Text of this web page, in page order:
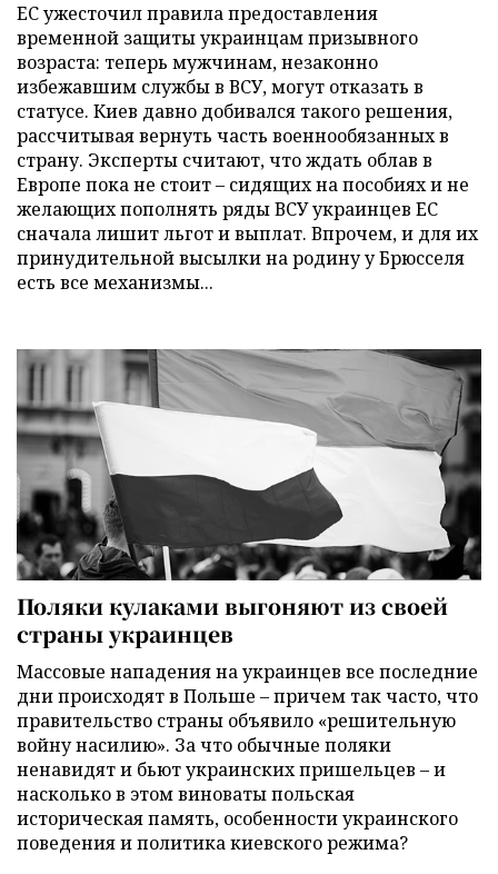
ЕС ужесточил правила предоставления
временной защиты украинцам призывного
возраста: теперь мужчинам, незаконно
избежавшим службы в ВСУ, могут отказать в
статусе. Киев давно добивался такого решения,
рассчитывая вернуть часть военнообязанных в
страну. Эксперты считают, что ждать облав в
Европе пока не стоит – сидящих на пособиях и не
желающих пополнять ряды ВСУ украинцев ЕС
сначала лишит льгот и выплат. Впрочем, и для их
принудительной высылки на родину у Брюсселя
есть все механизмы...
Поляки кулаками выгоняют из своей
страны украинцев
Массовые нападения на украинцев все последние
дни происходят в Польше – причем так часто, что
правительство страны объявило «решительную
войну насилию». За что обычные поляки
ненавидят и бьют украинских пришельцев – и
насколько в этом виноваты польская
историческая память, особенности украинского
поведения и политика киевского режима?